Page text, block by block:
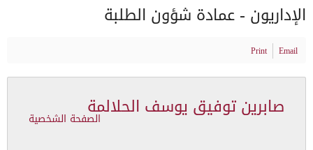
الإداريون - عمادة شؤون الطلبة
Print Email
صابرين توفيق يوسف الحلالمةالصفحة الشخصية